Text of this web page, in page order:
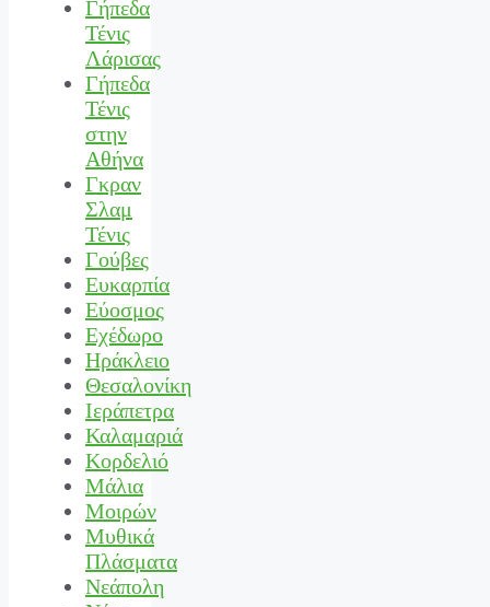
Γήπεδα
Τένις
Λάρισας
Γήπεδα
Τένις
στην
Αθήνα
Γκραν
Σλαμ
Τένις
Γούβες
Ευκαρπία
Εύοσμος
Εχέδωρο
Ηράκλειο
Θεσαλονίκη
Ιεράπετρα
Καλαμαριά
Κορδελιό
Μάλια
Μοιρών
Μυθικά
Πλάσματα
Νεάπολη